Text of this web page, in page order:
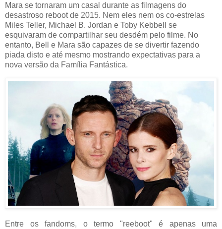
Mara se tornaram um casal durante as filmagens do
desastroso reboot de 2015. Nem eles nem os co-estrelas
Miles Teller, Michael B. Jordan e Toby Kebbell se
esquivaram de compartilhar seu desdém pelo filme. No
entanto, Bell e Mara são capazes de se divertir fazendo
piada disto e até mesmo mostrando expectativas para a
nova versão da Família Fantástica.
Entre os fandoms, o termo "reeboot" é apenas uma